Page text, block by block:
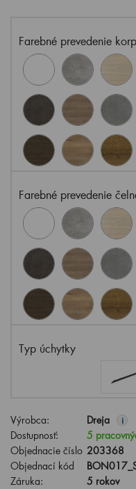
Farebné prevedenie
Farebné prevedenie
Typ úchytky
Výrobca: Dreja i
Dostupnosť:
5
Objednacie číslo 203368
Objednací kód
Záruka:
5 rokov